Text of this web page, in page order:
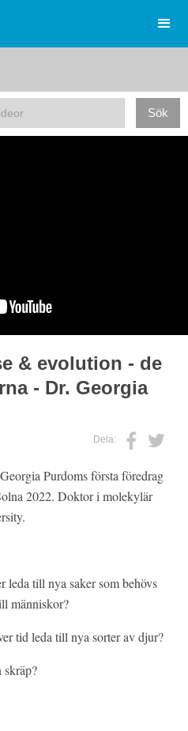
& evolution - de
- Dr. Georgia
Dela:
Purdoms första föredrag
2022. Doktor i molekylär
leda till nya saker som behövs
människor?
tid leda till nya sorter av djur?